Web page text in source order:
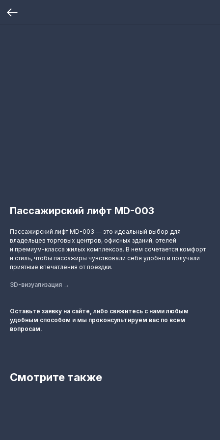
Пассажирский лифт MD-003
Пассажирский лифт MD-003 — это идеальный выбор для
владельцев торговых центров, офисных зданий, отелей
и премиум-класса жилых комплексов. В нем сочетается комфорт
и стиль, чтобы пассажиры чувствовали себя удобно и получали
приятные впечатления от поездки.
3D-визуализация →
Оставьте заявку на сайте, либо свяжитесь с нами любым
удобным способом и мы проконсультируем вас по всем
вопросам.
Смотрите также